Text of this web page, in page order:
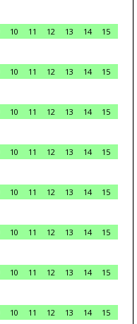
10 11 12 13 14
15
10 11 12 13 14
15
10 11 12 13 14
15
10 11 12 13 14
15
10 11 12 13 14
15
10 11 12 13 14
15
10 11 12 13 14
15
10 11 12 13 14
15